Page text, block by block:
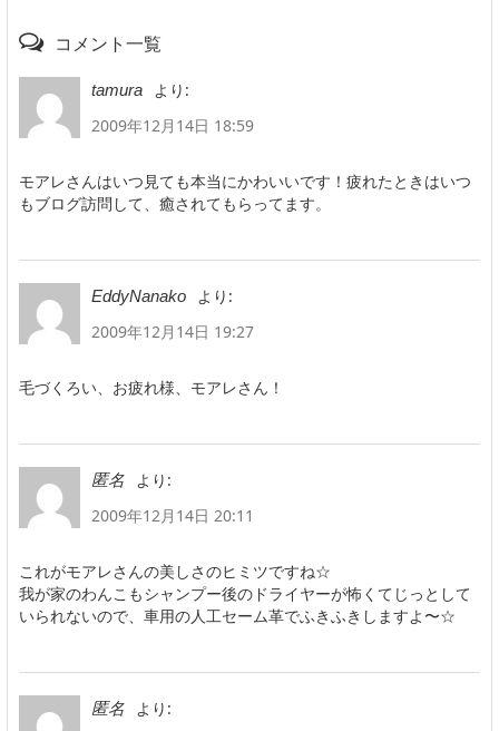
コメント一覧
tamura
より:
2009年12月14日 18:59
モアレさんはいつ見ても本当にかわいいです！疲れたときはいつ
もブログ訪問して、癒されてもらってます。
EddyNanako
より:
2009年12月14日 19:27
毛づくろい、お疲れ様、モアレさん！
匿名
より:
2009年12月14日 20:11
これがモアレさんの美しさのヒミツですね☆
我が家のわんこもシャンプー後のドライヤーが怖くてじっとして
いられないので、車用の人工セーム革でふきふきしますよ〜☆
匿名
より: